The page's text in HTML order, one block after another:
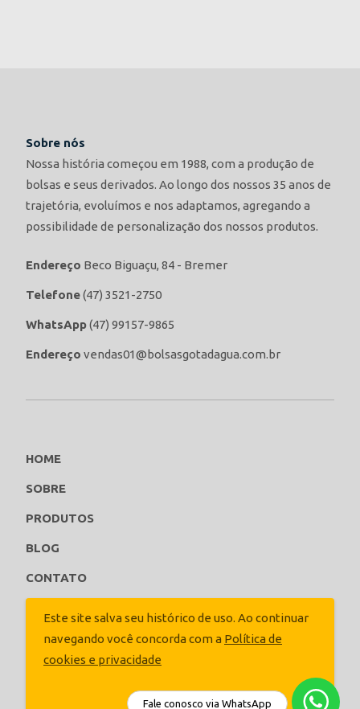
Este site salva seu histórico de uso. Ao continuar
navegando você concorda com a Política de
cookies e privacidade
Sobre nós
Nossa história começou em 1988, com a produção de
bolsas e seus derivados. Ao longo dos nossos 35 anos de
trajetória, evoluímos e nos adaptamos, agregando a
possibilidade de personalização dos nossos produtos.
Endereço Beco Biguaçu, 84 - Bremer
Telefone(47) 3521-2750
WhatsApp(47) 99157-9865
Endereço vendas01@bolsasgotadagua.com.br
HOME
SOBRE
PRODUTOS
BLOG
CONTATO
Fale conosco via WhatsApp